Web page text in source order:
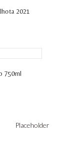
2021
750ml